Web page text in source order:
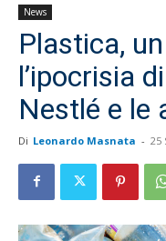
News
Plastica,
l’ipocrisia
Nestlé e le
Di Leonardo Masnata - 25